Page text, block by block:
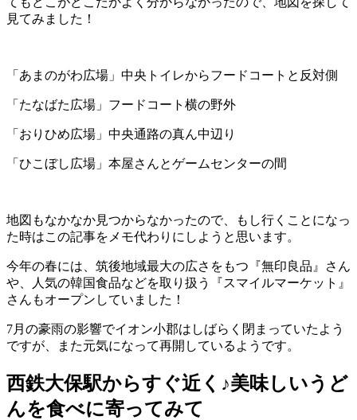
見てみました！
「あまのがわ広場」中央トイレからフードコートと反対側
「たなばた広場」フードコート横の野外
「おりひめ広場」中央通路の真ん中辺り
「ひこぼし広場」本屋さんとゲームセンターの間
地図もなかなか見つからなかったので、もし行くことになっ
た時はこの記事をメモ代わりにしようと思います。
今年の春には、筑後地域最大の広さをもつ『無印良品』さん
や、人気の韓国食品などを取り扱う『スマイルマーケット』
さんもオープンしていました！
7月の豪雨の影響でイオン小郡はしばらく閉まっていたよう
ですが、また元気になって再開しているようです。
西鉄大保駅からすぐ近く♪美味しいうど
んを食べに寄ってみて